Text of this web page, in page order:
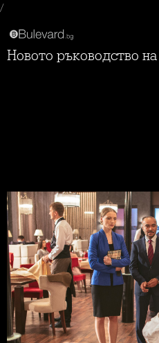
/
Новото ръководство